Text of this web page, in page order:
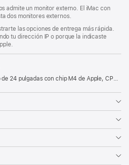
admite un monitor externo. El iMac con
dos monitores externos.
las opciones de entrega más rápida.
tu dirección IP o porque la indicaste
con chip M4 de Apple, CPU de 8 núcleos y GPU de 8 núcleos - Rosa